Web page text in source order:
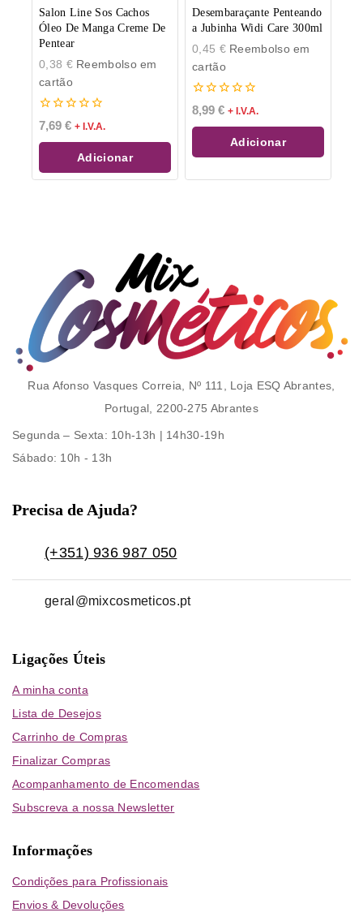
Salon Line Sos Cachos
Óleo De Manga Creme De
Pentear
0,38 €Reembolso em
cartão
0
de
5
7,69 € + I.V.A.
Adicionar
Desembaraçante Penteando
a Jubinha Widi Care 300ml
0,45 €Reembolso em
cartão
0
de
5
8,99 € + I.V.A.
Adicionar
Rua Afonso Vasques Correia, Nº 111, Loja ESQ Abrantes,
Portugal, 2200-275 Abrantes
Segunda – Sexta: 10h-13h | 14h30-19h
Sábado: 10h - 13h
Precisa de Ajuda?
(+351) 936 987 050
geral@mixcosmeticos.pt
Ligações Úteis
A minha conta
Lista de Desejos
Carrinho de Compras
Finalizar Compras
Acompanhamento de Encomendas
Subscreva a nossa Newsletter
Informações
Condições para Profissionais
Envios & Devoluções